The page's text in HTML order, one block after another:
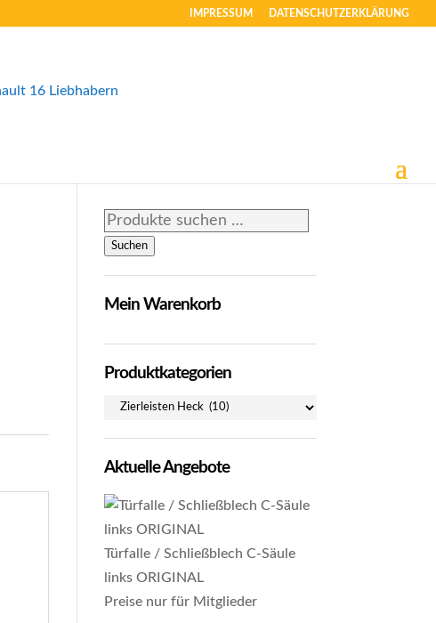
IMPRESSUM DATENSCHUTZERKLÄRUNG
Suchen
nach:
Suchen
Mein Warenkorb
Produktkategorien
Aktuelle Angebote
Türfalle / Schließblech C-Säule
links ORIGINAL
Preise nur für Mitglieder